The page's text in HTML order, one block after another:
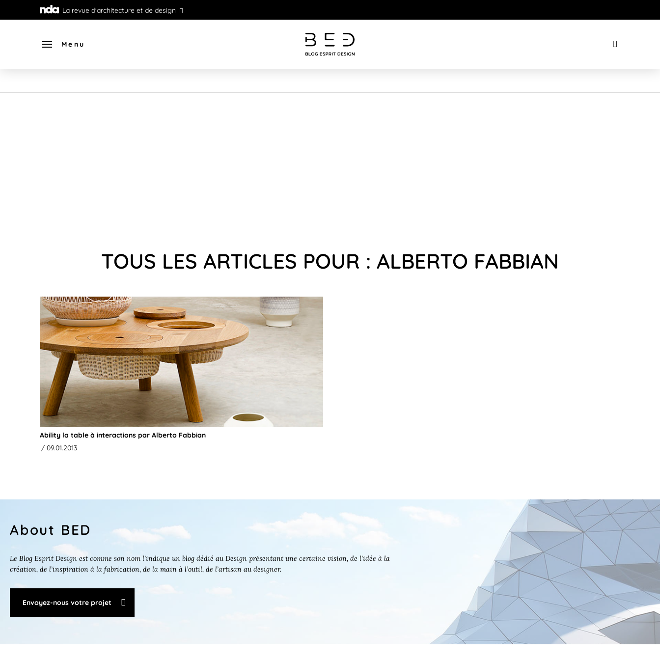
La revue d'architecture et de design
Menu
TOUS LES ARTICLES POUR : ALBERTO FABBIAN
Ability la table à interactions par Alberto Fabbian
/ 09.01.2013
About BED
Le Blog Esprit Design est comme son nom l’indique un blog dédié au Design présentant une certaine vision, de l’idée à la
création, de l’inspiration à la fabrication, de la main à l’outil, de l’artisan au designer.
Envoyez-nous votre projet